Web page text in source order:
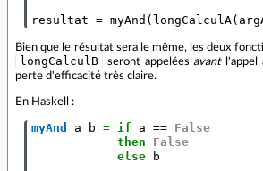
resultat = myAnd ( longCalculA(
Bien que le résultat sera le même, les deux
longCalculB seront appeléesavantl'appel
perte d'efficacité très claire.
En Haskell :
myAnd a b = if a == False
then
False
else
b